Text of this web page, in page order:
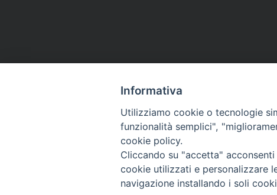
Piazza Giovene 4 – 70056 Molfetta (BA)
Informativa
Utilizziamo cookie o tecnologie
funzionalità semplici",
cookie policy.
Cliccando su "accetta"
cookie utilizzati e personalizzare
navigazione installando i soli